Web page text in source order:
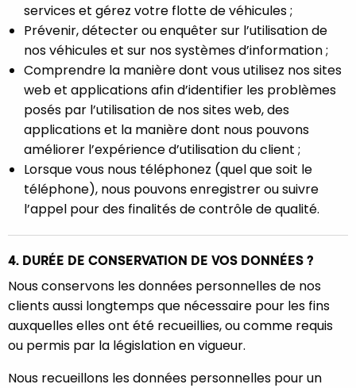
services et gérez votre flotte de véhicules ;
Prévenir, détecter ou enquêter sur l’utilisation de
nos véhicules et sur nos systèmes d’information ;
Comprendre la manière dont vous utilisez nos sites
web et applications afin d’identifier les problèmes
posés par l’utilisation de nos sites web, des
applications et la manière dont nous pouvons
améliorer l’expérience d’utilisation du client ;
Lorsque vous nous téléphonez (quel que soit le
téléphone), nous pouvons enregistrer ou suivre
l’appel pour des finalités de contrôle de qualité.
4. DURÉE DE CONSERVATION DE VOS DONNÉES ?
Nous conservons les données personnelles de nos
clients aussi longtemps que nécessaire pour les fins
auxquelles elles ont été recueillies, ou comme requis
ou permis par la législation en vigueur.
Nous recueillons les données personnelles pour un